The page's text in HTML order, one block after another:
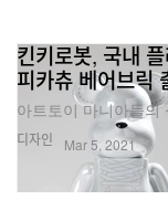
디자인
킨키로봇, 국내
피카츄 베어브릭
아트토이 마니아들의
Mar 5, 2021